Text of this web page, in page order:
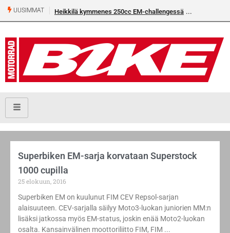
UUSIMMAT Heikkilä kymmenes 250cc EM-challengessä
Superbiken EM-sarja korvataan Superstock
1000 cupilla
25 elokuun, 2016
Superbiken EM on kuulunut FIM CEV Repsol-sarjan
alaisuuteen. CEV-sarjalla säilyy Moto3-luokan juniorien MM:n
lisäksi jatkossa myös EM-status, joskin enää Moto2-luokan
osalta. Kansainvälinen moottoriliitto FIM, FIM